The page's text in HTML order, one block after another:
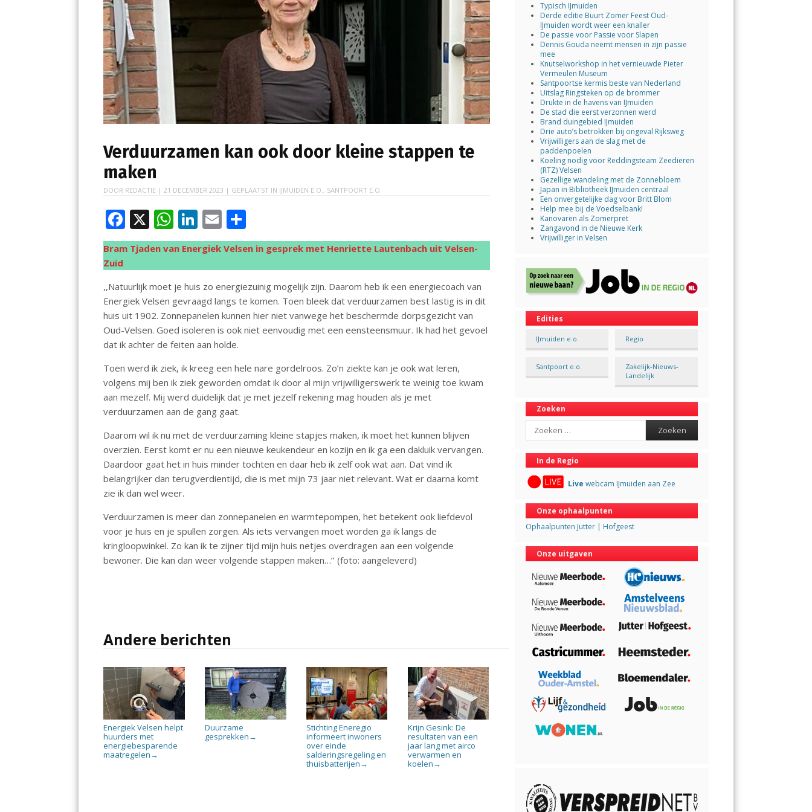
Verduurzamen kan ook door kleine stappen te
maken
DOOR REDACTIE |21 DECEMBER 2023 | GEPLAATST IN IJMUIDEN E.O., SANTPOORT E.O.
F
ac
e
b
o
o
k
X W
h
at
s
A
p
p
Li
n
k
e
dI
n
E
m
ai
l
el
e
n
Bram Tjaden van Energiek Velsen in gesprek met Henriette Lautenbach uit Velsen-
Zuid
,,Natuurlijk moet je huis zo energiezuinig mogelijk zijn. Daarom heb ik een energiecoach van
Energiek Velsen gevraagd langs te komen. Toen bleek dat verduurzamen best lastig is in dit
huis uit 1902. Zonnepanelen kunnen hier niet vanwege het beschermde dorpsgezicht van
Oud-Velsen. Goed isoleren is ook niet eenvoudig met een eensteensmuur. Ik had het gevoel
dat ik achter de feiten aan holde.
Toen werd ik ziek, ik kreeg een hele nare gordelroos. Zo’n ziekte kan je ook wat leren,
volgens mij ben ik ziek geworden omdat ik door al mijn vrijwilligerswerk te weinig toe kwam
aan mezelf. Mij werd duidelijk dat je met jezelf rekening mag houden als je met
verduurzamen aan de gang gaat.
Daarom wil ik nu met de verduurzaming kleine stapjes maken, ik moet het kunnen blijven
overzien. Eerst komt er nu een nieuwe keukendeur en kozijn en ik ga een dakluik vervangen.
Daardoor gaat het in huis minder tochten en daar heb ik zelf ook wat aan. Dat vind ik
belangrijker dan terugverdientijd, die is met mijn 73 jaar niet relevant. Wat er daarna komt
zie ik dan wel weer.
Verduurzamen is meer dan zonnepanelen en warmtepompen, het betekent ook liefdevol
voor je huis en je spullen zorgen. Als iets vervangen moet worden ga ik langs de
kringloopwinkel. Zo kan ik te zijner tijd mijn huis netjes overdragen aan een volgende
bewoner. Die kan dan weer volgende stappen maken…’’ (foto: aangeleverd)
Andere berichten
Energiek Velsen helpt
huurders met
energiebesparende
maatregelen →
Duurzame
gesprekken →
Stichting Eneregio
informeert inwoners
over einde
salderingsregeling en
thuisbatterijen →
Krijn Gesink: De
resultaten van een
jaar lang met airco
verwarmen en
koelen →
Typisch IJmuiden
Derde editie Buurt Zomer Feest Oud-
IJmuiden wordt weer een knaller
De passie voor Passie voor Slapen
Dennis Gouda neemt mensen in zijn passie
mee
Knutselworkshop in het vernieuwde Pieter
Vermeulen Museum
Santpoortse kermis beste van Nederland
Uitslag Ringsteken op de brommer
Drukte in de havens van IJmuiden
De stad die eerst verzonnen werd
Brand duingebied IJmuiden
Drie auto’s betrokken bij ongeval Rijksweg
Vrijwilligers aan de slag met de
paddenpoelen
Koeling nodig voor Reddingsteam Zeedieren
(RTZ) Velsen
Gezellige wandeling met de Zonnebloem
Japan in Bibliotheek IJmuiden centraal
Een onvergetelijke dag voor Britt Blom
Help mee bij de Voedselbank!
Kanovaren als Zomerpret
Zangavond in de Nieuwe Kerk
Vrijwilliger in Velsen
Edities
IJmuiden e.o. Regio
Santpoort e.o.
Zakelijk-Nieuws-
Landelijk
Zoeken
Search
In de Regio
Live webcam IJmuiden aan Zee
Onze ophaalpunten
Ophaalpunten Jutter | Hofgeest
Onze uitgaven